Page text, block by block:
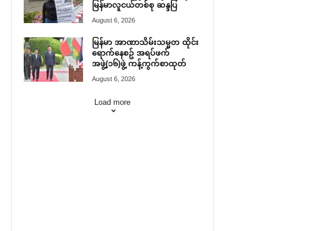
မြန်မာလူငယ်တစ်စု ဆန္ဒပြ
August 6, 2026
မြန်မာ အာဏာသိမ်းသမ္မတ ထိုင်း
ရောက်နေစဥ် အရပ်ဖက်
အဖွဲ့(၁၆)ဖွဲ့ ကန့်ကွက်စာထုတ်
August 6, 2026
Load more